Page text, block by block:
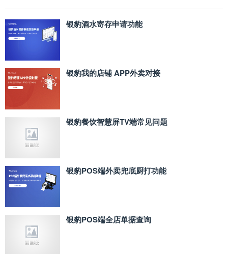
银豹酒水寄存申请功能
银豹我的店铺 APP外卖对接
银豹餐饮智慧屏TV端常见问题
银豹POS端外卖兜底厨打功能
银豹POS端全店单据查询